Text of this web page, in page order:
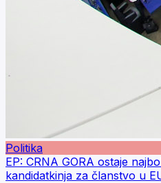
Politika
EP: CRNA GORA ostaje
kandidatkinja za članstvo u